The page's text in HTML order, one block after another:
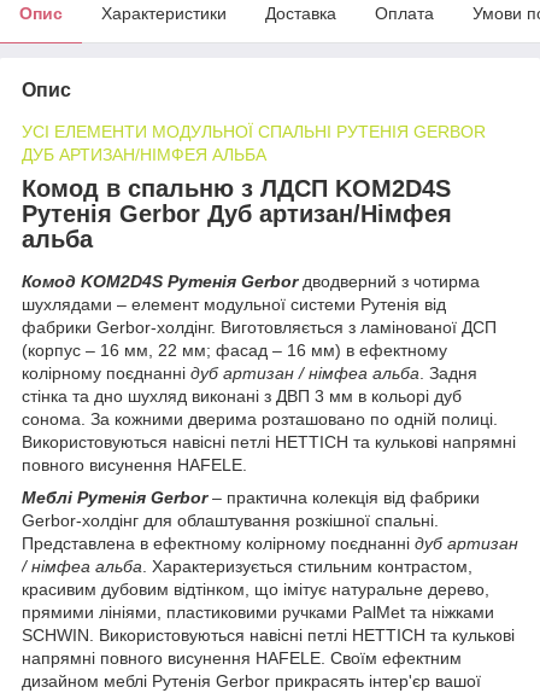
Опис Характеристики Доставка Оплата Умови
Опис
УСІ ЕЛЕМЕНТИ МОДУЛЬНОЇ СПАЛЬНІ РУТЕНІЯ GERBOR
ДУБ АРТИЗАН/НІМФЕЯ АЛЬБА
Комод в спальню з ЛДСП KOM2D4S
Рутенія Gerbor Дуб артизан/Німфея
альба
Комод KOM2D4S Рутенія Gerborдводверний з чотирма
шухлядами – елемент модульної системи Рутенія від
фабрики Gerbor-холдiнг. Виготовляється з ламінованої ДСП
(корпус – 16 мм, 22 мм; фасад – 16 мм) в ефектному
колірному поєднанні дуб артизан / німфеа альба. Задня
стінка та дно шухляд виконані з ДВП 3 мм в кольорі дуб
сонома. За кожними дверима розташовано по одній полиці.
Використовуються навісні петлі HETTICH та кулькові напрямні
повного висунення HAFELE.
Меблі Рутенія Gerbor– практична колекція від фабрики
Gerbor-холдiнг для облаштування розкішної спальні.
Представлена в ефектному колірному поєднанні дуб артизан
/ німфеа альба. Характеризується стильним контрастом,
красивим дубовим відтінком, що імітує натуральне дерево,
прямими лініями, пластиковими ручками PalMet та ніжками
SCHWIN. Використовуються навісні петлі HETTICH та кулькові
напрямні повного висунення HAFELE. Своїм ефектним
дизайном меблі Рутенія Gerbor прикрасять інтер'єр вашої